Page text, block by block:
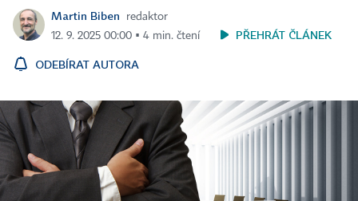
Martin Biben
redaktor
12. 9. 2025 00:00 ▪ 4 min. čtení
PŘEHRÁT ČLÁNEK
ODEBÍRAT AUTORA